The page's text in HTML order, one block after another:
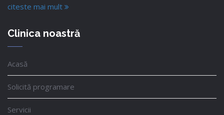
citeste mai mult
Clinica noastră
Acasă
Solicită programare
Servicii